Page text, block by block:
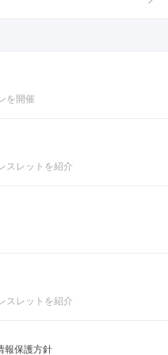
を開催
スレットを紹介
スレットを紹介
報保護方針